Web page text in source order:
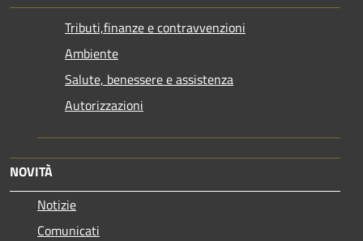
Tributi,finanze e contravvenzioni
Ambiente
Salute, benessere e assistenza
Autorizzazioni
NOVITÀ
Notizie
Comunicati